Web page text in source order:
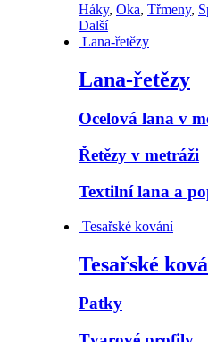
Háky, Oka, Třmeny,
Další
Lana-řetězy
Lana-řetězy
Ocelová lana v
Řetězy v metráži
Textilní lana a
Tesařské kování
Tesařské
Patky